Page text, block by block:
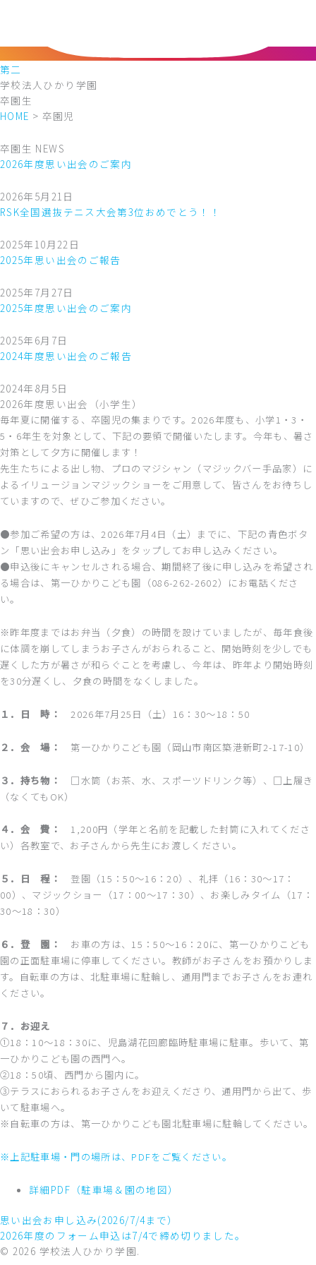
第二
学校法人ひかり学園
卒園生
HOME > 卒園児
卒園生 NEWS
2026年度思い出会のご案内
2026年5月21日
RSK全国選抜テニス大会第3位おめでとう！！
2025年10月22日
2025年思い出会のご報告
2025年7月27日
2025年度思い出会のご案内
2025年6月7日
2024年度思い出会のご報告
2024年8月5日
2026年度思い出会（小学生）
毎年夏に開催する、卒園児の集まりです。2026年度も、小学1・3・
5・6年生を対象として、下記の要領で開催いたします。今年も、暑さ
対策として夕方に開催します！
先生たちによる出し物、プロのマジシャン（マジックバー手品家）に
よるイリュージョンマジックショーをご用意して、皆さんをお待ちし
ていますので、ぜひご参加ください。
●参加ご希望の方は、2026年7月4日（土）までに、下記の青色ボタ
ン「思い出会お申し込み」をタップしてお申し込みください。
●申込後にキャンセルされる場合、期間終了後に申し込みを希望され
る場合は、第一ひかりこども園（086-262-2602）にお電話くださ
い。
※昨年度まではお弁当（夕食）の時間を設けていましたが、毎年食後
に体調を崩してしまうお子さんがおられること、開始時刻を少しでも
遅くした方が暑さが和らぐことを考慮し、今年は、昨年より開始時刻
を30分遅くし、夕食の時間をなくしました。
１．日 時： 2026年7月25日（土）16：30～18：50
２．会 場： 第一ひかりこども園（岡山市南区築港新町2-17-10）
３．持ち物：
□水筒（お茶、水、スポーツドリンク等）、□上履き
（なくてもOK）
４．会 費：
1,200円（学年と名前を記載した封筒に入れてくださ
い）各教室で、お子さんから先生にお渡しください。
５．日 程：
登園（15：50～16：20）、礼拝（16：30～17：
00）、マジックショー（17：00～17：30）、お楽しみタイム（17：
30～18：30）
６．登 園： お車の方は、15：50～16：20に、第一ひかりこども
園の正面駐車場に停車してください。教師がお子さんをお預かりしま
す。自転車の方は、北駐車場に駐輪し、通用門までお子さんをお連れ
ください。
７．お迎え
①18：10～18：30に、児島湖花回廊臨時駐車場に駐車。歩いて、第
一ひかりこども園の西門へ。
②18：50頃、西門から園内に。
③テラスにおられるお子さんをお迎えくださり、通用門から出て、歩
いて駐車場へ。
※自転車の方は、第一ひかりこども園北駐車場に駐輪してください。
※上記駐車場・門の場所は、PDFをご覧ください。
詳細PDF（駐車場＆園の地図）
思い出会お申し込み(2026/7/4まで）
2026年度のフォーム申込は7/4で締め切りました。
© 2026 学校法人ひかり学園.